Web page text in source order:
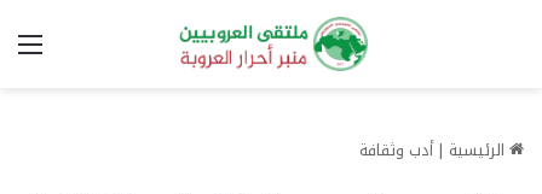
الرئيسية | أدب وثقافة